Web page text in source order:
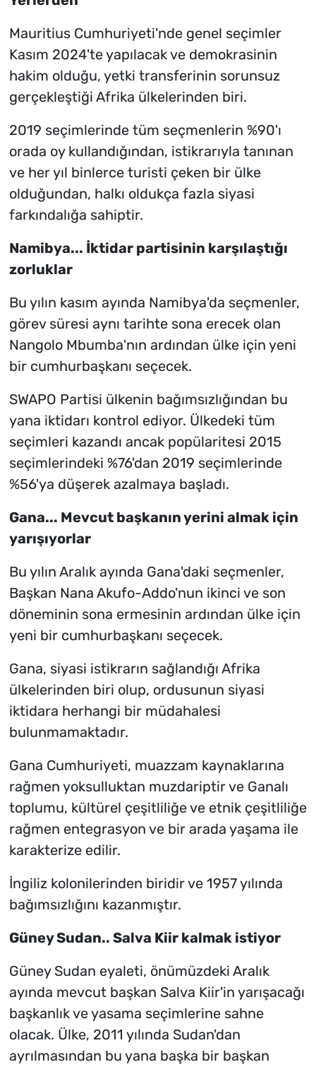
Mauritius Cumhuriyeti'nde genel seçimler
Kasım 2024'te yapılacak ve demokrasinin
hakim olduğu, yetki transferinin sorunsuz
gerçekleştiği Afrika ülkelerinden biri.
2019 seçimlerinde tüm seçmenlerin %90'ı
orada oy kullandığından, istikrarıyla tanınan
ve her yıl binlerce turisti çeken bir ülke
olduğundan, halkı oldukça fazla siyasi
farkındalığa sahiptir.
Namibya... İktidar partisinin karşılaştığı
zorluklar
Bu yılın kasım ayında Namibya'da seçmenler,
görev süresi aynı tarihte sona erecek olan
Nangolo Mbumba'nın ardından ülke için yeni
bir cumhurbaşkanı seçecek.
SWAPO Partisi ülkenin bağımsızlığından bu
yana iktidarı kontrol ediyor. Ülkedeki tüm
seçimleri kazandı ancak popülaritesi 2015
seçimlerindeki %76'dan 2019 seçimlerinde
%56'ya düşerek azalmaya başladı.
Gana... Mevcut başkanın yerini almak için
yarışıyorlar
Bu yılın Aralık ayında Gana'daki seçmenler,
Başkan Nana Akufo-Addo'nun ikinci ve son
döneminin sona ermesinin ardından ülke için
yeni bir cumhurbaşkanı seçecek.
Gana, siyasi istikrarın sağlandığı Afrika
ülkelerinden biri olup, ordusunun siyasi
iktidara herhangi bir müdahalesi
bulunmamaktadır.
Gana Cumhuriyeti, muazzam kaynaklarına
rağmen yoksulluktan muzdariptir ve Ganalı
toplumu, kültürel çeşitliliğe ve etnik çeşitliliğe
rağmen entegrasyon ve bir arada yaşama ile
karakterize edilir.
İngiliz kolonilerinden biridir ve 1957 yılında
bağımsızlığını kazanmıştır.
Güney Sudan.. Salva Kiir kalmak istiyor
Güney Sudan eyaleti, önümüzdeki Aralık
ayında mevcut başkan Salva Kiir'in yarışacağı
başkanlık ve yasama seçimlerine sahne
olacak. Ülke, 2011 yılında Sudan'dan
ayrılmasından bu yana başka bir başkan